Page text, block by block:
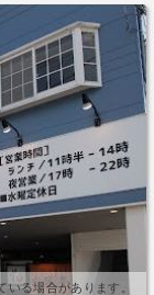
いる場合があります。